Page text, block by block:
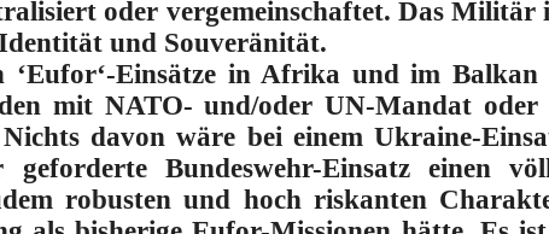
oder vergemeinschaftet. Das
und Souveränität.
‘Eufor‘-Einsätze in Afrika und im
mit NATO- und/oder UN-Mandat oder
davon wäre bei einem Ukraine-
geforderte Bundeswehr-Einsatz einen
robusten und hoch riskanten